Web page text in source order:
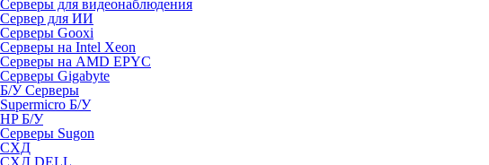
Серверы для видеонаблюдения
Сервер для ИИ
Серверы Gooxi
Серверы на Intel Xeon
Серверы на AMD EPYC
Серверы Gigabyte
Б/У Серверы
Supermicro Б/У
HP Б/У
Серверы Sugon
СХД
СХД DELL